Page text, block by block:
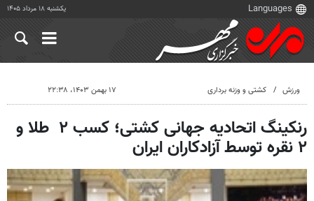
یکشنبه ۱۸ مرداد ۱۴۰۵
ورزش کشتی و وزنه برداری ۱۷ بهمن ۱۴۰۳، ۲۲:۳۸
رنکینگ اتحادیه جهانی کشتی؛ کسب ۲ طلا و
۲ نقره توسط آزادکاران ایران